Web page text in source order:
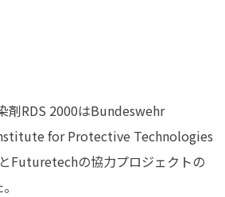
剤RDS 2000はBundeswehr
for Protective Technologies
Futuretechの協力プロジェクトの